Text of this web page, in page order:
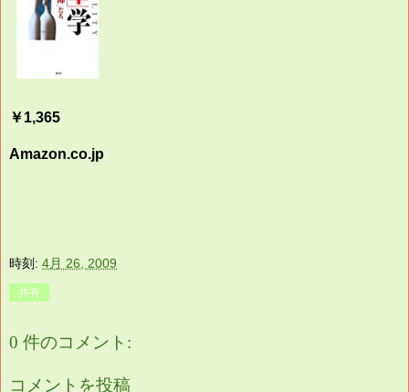
￥1,365
Amazon.co.jp
時刻: 4月 26, 2009
共有
0 件のコメント:
コメントを投稿